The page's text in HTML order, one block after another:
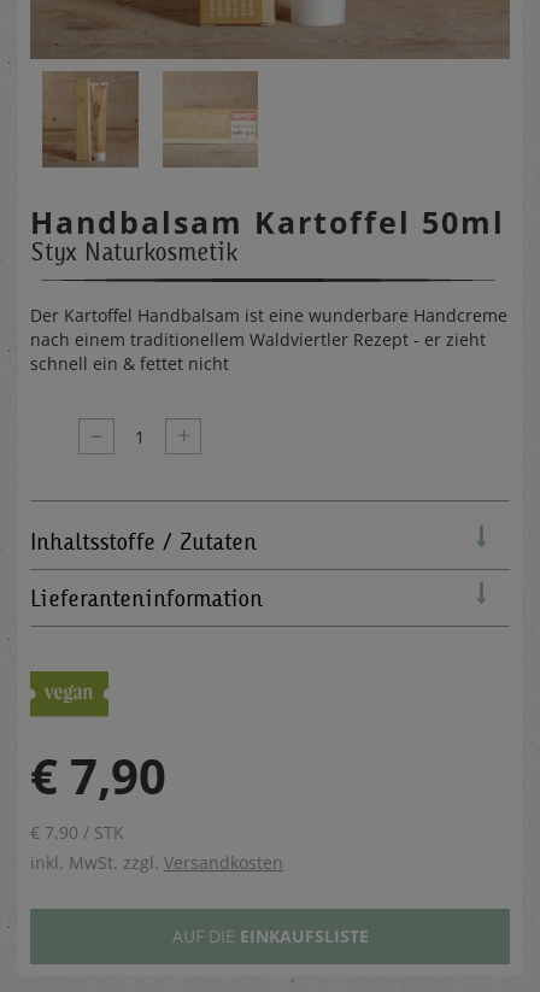
Handbalsam Kartoffel 50ml
Styx Naturkosmetik
Der Kartoffel Handbalsam ist eine wunderbare Handcreme
nach einem traditionellem Waldviertler Rezept - er zieht
schnell ein & fettet nicht
– 1 +
Inhaltsstoffe / Zutaten
Lieferanteninformation
€ 7,90
€ 7,90 / STK
inkl. MwSt. zzgl. Versandkosten
AUF DIE EINKAUFSLISTE